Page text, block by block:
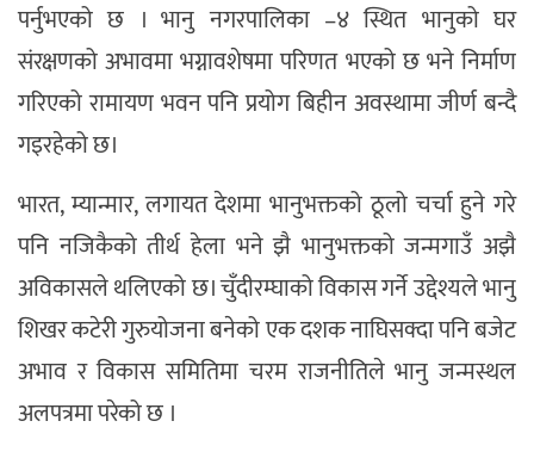
पर्नुभएको छ । भानु नगरपालिका –४ स्थित भानुको घर
संरक्षणको अभावमा भग्नावशेषमा परिणत भएको छ भने निर्माण
गरिएको रामायण भवन पनि प्रयोग बिहीन अवस्थामा जीर्ण बन्दै
गइरहेको छ।
भारत, म्यान्मार, लगायत देशमा भानुभक्तको ठूलो चर्चा हुने गरे
पनि नजिकैको तीर्थ हेला भने झै भानुभक्तको जन्मगाउँ अझै
अविकासले थलिएको छ। चुँदीरम्घाको विकास गर्ने उद्देश्यले भानु
शिखर कटेरी गुरुयोजना बनेको एक दशक नाघिसक्दा पनि बजेट
अभाव र विकास समितिमा चरम राजनीतिले भानु जन्मस्थल
अलपत्रमा परेको छ ।